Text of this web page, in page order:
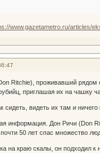
www.gazetametro.ru/articles/
Ritchie), проживавший рядом
приглашая их на чашку
сидеть, видеть их там и
информация. Дон Ричи (Don
50 лет спас множество
на краю скалы, он подходил